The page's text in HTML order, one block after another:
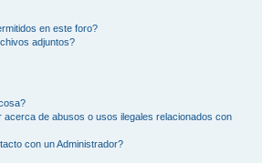
en este foro?
adjuntos?
acerca de abusos o usos ilegales relacionados con
con un Administrador?